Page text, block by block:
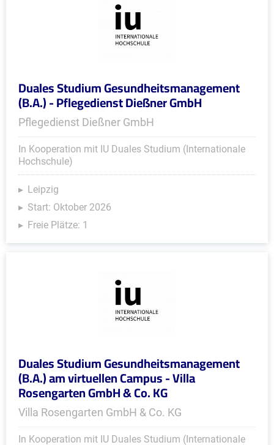
Duales Studium Gesundheitsmanagement
(B.A.) - Pflegedienst Dießner GmbH
Pflegedienst Dießner GmbH
In Kooperation mit IU Duales Studium (Internationale
Hochschule)
Leipzig
Start: Oktober 2026
Freie Plätze: 1
Duales Studium Gesundheitsmanagement
(B.A.) am virtuellen Campus - Villa
Rosengarten GmbH & Co. KG
Villa Rosengarten GmbH & Co. KG
In Kooperation mit IU Duales Studium (Internationale